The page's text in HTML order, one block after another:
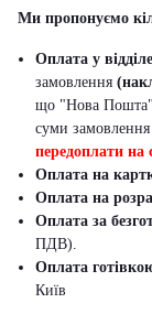
Ми пропонуємо
Оплата у
замовлення
що "Нова Пошта"
суми
передоплати на
Оплата на
Оплата на
Оплата за
ПДВ).
Оплата
Київ